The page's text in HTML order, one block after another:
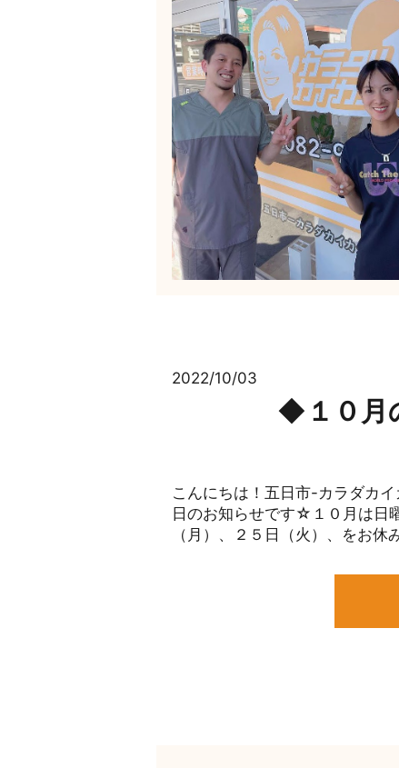
2022/10/03
◆１０月
こんにちは！五日市-カラダカ
日のお知らせです☆１０月は日
（月）、２５日（火）、をお